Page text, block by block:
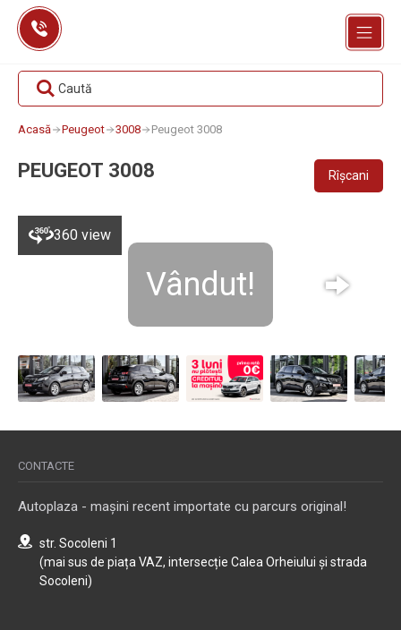
Skip
content
Caută
Acasă Peugeot 3008 Peugeot 3008
PEUGEOT 3008 Rîșcani
360 view
Vândut!
CONTACTE
Autoplaza - mașini recent importate cu parcurs original!
str. Socoleni 1
(mai sus de piața VAZ, intersecție Calea Orheiului și strada
Socoleni)